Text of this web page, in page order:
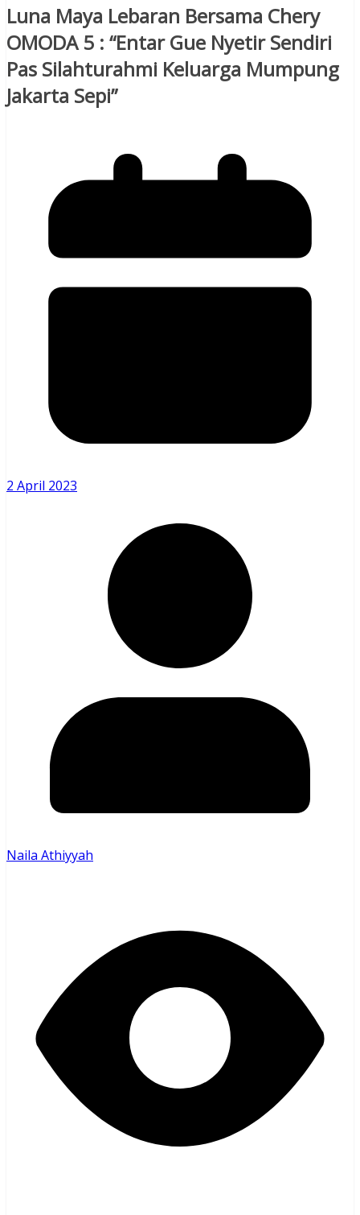
Luna Maya Lebaran Bersama Chery
OMODA 5 : “Entar Gue Nyetir Sendiri
Pas Silahturahmi Keluarga Mumpung
Jakarta Sepi”
2 April 2023
Naila Athiyyah